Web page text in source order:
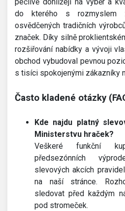
do kterého s rozmyslem
osvědčených tradičních
značek. Díky silně
rozšiřování nabídky a vývoji
obchod vybudoval pevnou
s tisíci spokojenými zákazníky
Často kladené otázky
Kde najdu platný
Ministerstvu hraček?
Veškeré funkční
předsezónních
slevových akcích
na naší stránce.
sledovat před každým
pod stromeček.